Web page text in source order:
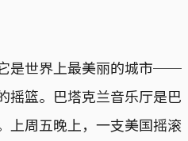
是世界上最美丽的城市──
摇篮。巴塔克兰音乐厅是巴
上周五晚上，一支美国摇滚